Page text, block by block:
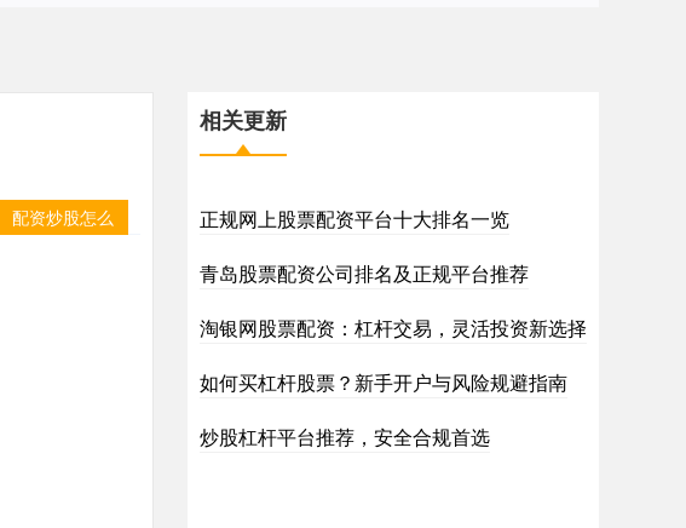
配资炒股怎么
相关更新
正规网上股票配资平台十大排名一览
青岛股票配资公司排名及正规平台推荐
淘银网股票配资：杠杆交易，灵活投资新选择
如何买杠杆股票？新手开户与风险规避指南
炒股杠杆平台推荐，安全合规首选